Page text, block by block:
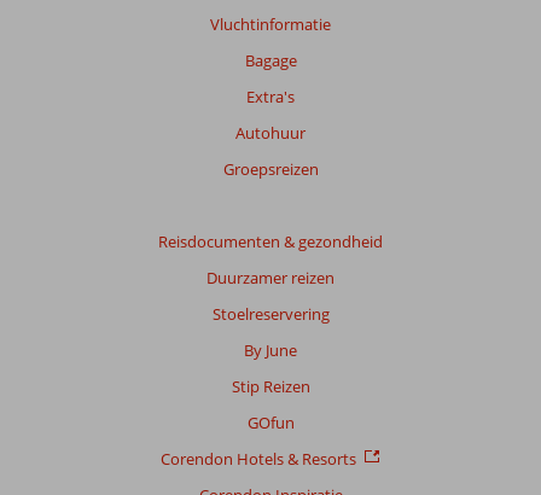
Vluchtinformatie
Bagage
Extra's
Autohuur
Groepsreizen
Reisdocumenten & gezondheid
Duurzamer reizen
Stoelreservering
By June
Stip Reizen
GOfun
Corendon Hotels & Resorts